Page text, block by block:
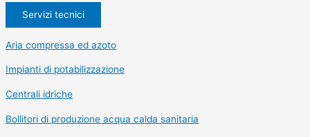
Servizi tecnici
Aria compressa ed azoto
Impianti di potabilizzazione
Centrali idriche
Bollitori di produzione acqua calda sanitaria